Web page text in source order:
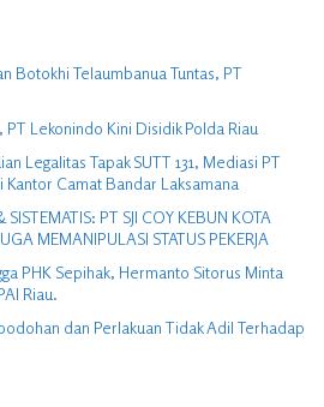
Botokhi Telaumbanua Tuntas, PT
Lekonindo Kini Disidik Polda Riau
Legalitas Tapak SUTT 131, Mediasi PT
Camat Bandar Laksamana
PT SJI COY KEBUN KOTA
MEMANIPULASI STATUS PEKERJA
PHK Sepihak, Hermanto Sitorus Minta
Riau.
dan Perlakuan Tidak Adil Terhadap